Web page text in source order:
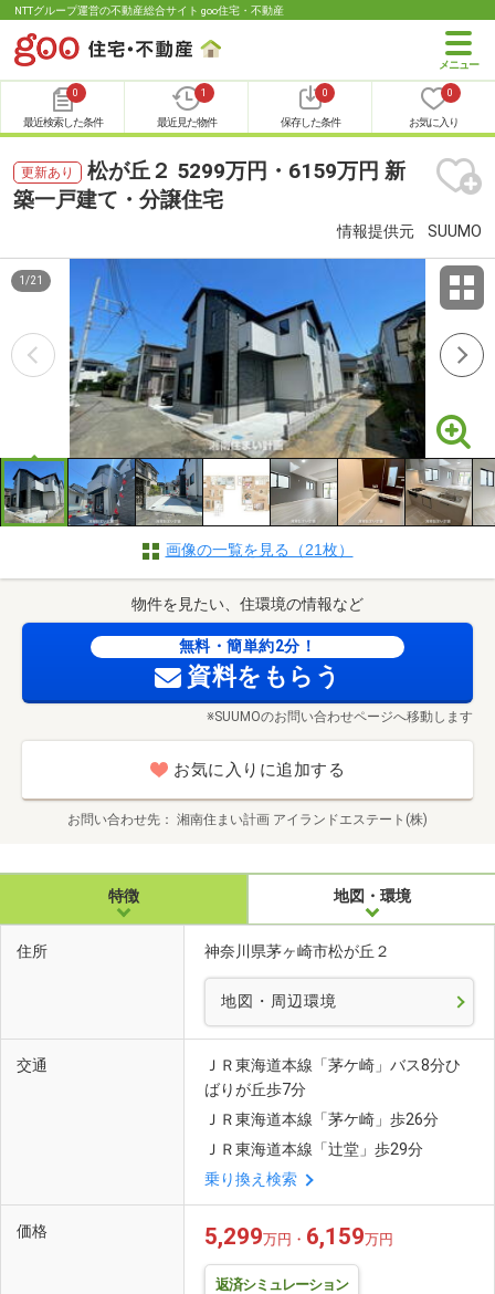
NTTグループ運営の不動産総合サイト goo住宅・不動産
0
最近検索した条件
1
最近見た物件
0
保存した条件
0
お気に入り
更新あり
松が丘２ 5299万円・6159万円 新
築一戸建て・分譲住宅
情報提供元 SUUMO
1 /21
画像の一覧を見る（21枚）
物件を見たい、住環境の情報など
無料・簡単約2分！
資料をもらう
※SUUMOのお問い合わせページへ移動します
お気に入りに追加する
お問い合わせ先 湘南住まい計画 アイランドエステート(株)
特徴 地図・環境
住所 神奈川県茅ヶ崎市松が丘２
地図・周辺環境
交通
ＪＲ東海道本線「茅ケ崎」バス8分ひ
ばりが丘歩7分
ＪＲ東海道本線「茅ケ崎」歩26分
ＪＲ東海道本線「辻堂」歩29分
乗り換え検索
価格 5,299万円・ 6,159万円
返済シミュレーション